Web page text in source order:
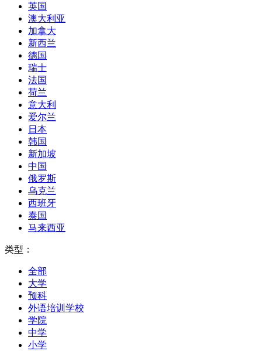
英国
澳大利亚
加拿大
新西兰
德国
瑞士
法国
荷兰
意大利
爱尔兰
日本
韩国
新加坡
中国
俄罗斯
乌克兰
西班牙
泰国
马来西亚
类型：
全部
大学
预科
外语培训学校
学院
中学
小学